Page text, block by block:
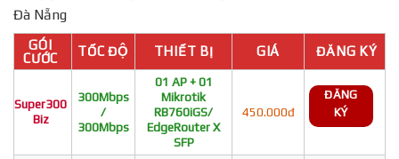
Đà Nẵng
GÓI
CƯỚC
TỐC ĐỘ THIẾT BỊ GIÁ ĐĂNG KÝ
Super300
Biz
300Mbps
/
300Mbps
01 AP + 01
Mikrotik
RB760iGS/
EdgeRouter X
SFP
450.000đ
ĐĂNG
KÝ